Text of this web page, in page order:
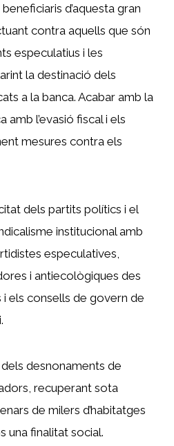
d’aquesta gran
contra aquells que són
especulatius i les
la destinació dels
a la banca. Acabar amb la
l’evasió fiscal i els
mesures contra els
dels partits polítics i el
institucional amb
especulatives,
i antiecològiques des
els consells de govern de
desnonaments de
recuperant sota
de milers d’habitatges
una finalitat social.